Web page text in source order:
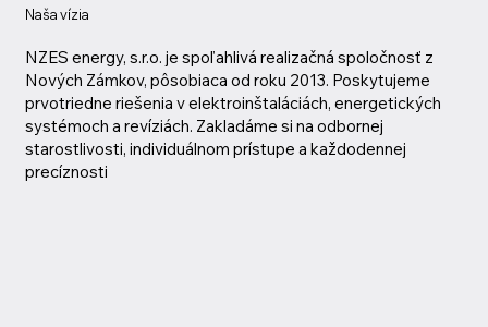
Naša vízia
NZES energy, s.r.o. je spoľahlivá realizačná spoločnosť z
Nových Zámkov, pôsobiaca od roku 2013. Poskytujeme
prvotriedne riešenia v elektroinštaláciách, energetických
systémoch a revíziách. Zakladáme si na odbornej
starostlivosti, individuálnom prístupe a každodennej
precíznosti